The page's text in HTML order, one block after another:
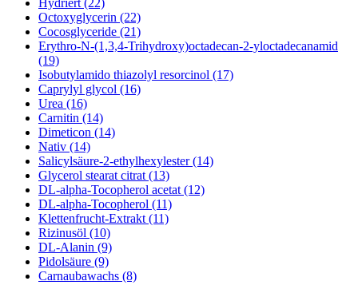
Octoxyglycerin (22)
Cocosglyceride (21)
Erythro-N-(1,3,4-Trihydroxy)octadecan-2-yloctadecanamid
(19)
Isobutylamido thiazolyl resorcinol (17)
Caprylyl glycol (16)
Urea (16)
Carnitin (14)
Dimeticon (14)
Nativ (14)
Salicylsäure-2-ethylhexylester (14)
Glycerol stearat citrat (13)
DL-alpha-Tocopherol acetat (12)
DL-alpha-Tocopherol (11)
Klettenfrucht-Extrakt (11)
Rizinusöl (10)
DL-Alanin (9)
Pidolsäure (9)
Carnaubawachs (8)